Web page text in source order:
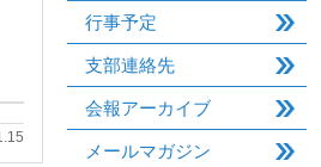
行事予定
支部連絡先
会報アーカイブ
メールマガジン